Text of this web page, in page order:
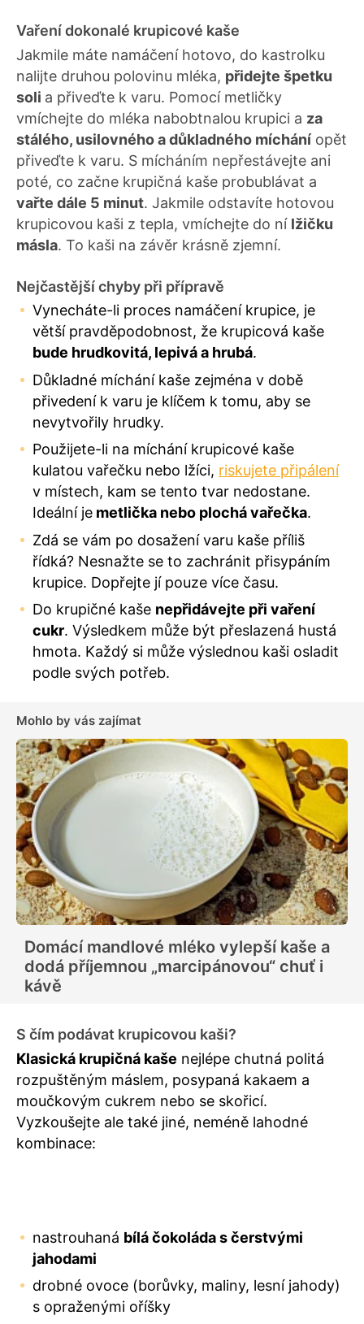
Vaření dokonalé krupicové kaše
Jakmile máte namáčení hotovo, do kastrolku
nalijte druhou polovinu mléka, přidejte špetku
soli a přiveďte k varu. Pomocí metličky
vmíchejte do mléka nabobtnalou krupici a za
stálého, usilovného a důkladného míchání opět
přiveďte k varu. S mícháním nepřestávejte ani
poté, co začne krupičná kaše probublávat a
vařte dále 5 minut. Jakmile odstavíte hotovou
krupicovou kaši z tepla, vmíchejte do ní lžičku
másla. To kaši na závěr krásně zjemní.
Nejčastější chyby při přípravě
Vynecháte-li proces namáčení krupice, je
větší pravděpodobnost, že krupicová kaše
bude hrudkovitá, lepivá a hrubá.
Důkladné míchání kaše zejména v době
přivedení k varu je klíčem k tomu, aby se
nevytvořily hrudky.
Použijete-li na míchání krupicové kaše
kulatou vařečku nebo lžíci, riskujete připálení
v místech, kam se tento tvar nedostane.
Ideální je metlička nebo plochá vařečka.
Zdá se vám po dosažení varu kaše příliš
řídká? Nesnažte se to zachránit přisypáním
krupice. Dopřejte jí pouze více času.
Do krupičné kaše nepřidávejte při vaření
cukr. Výsledkem může být přeslazená hustá
hmota. Každý si může výslednou kaši osladit
podle svých potřeb.
Mohlo by vás zajímat
Domácí mandlové mléko vylepší kaše a
dodá příjemnou „marcipánovou“ chuť i
kávě
S čím podávat krupicovou kaši?
Klasická krupičná kaše nejlépe chutná politá
rozpuštěným máslem, posypaná kakaem a
moučkovým cukrem nebo se skořicí.
Vyzkoušejte ale také jiné, neméně lahodné
kombinace:
nastrouhaná bílá čokoláda s čerstvými
jahodami
drobné ovoce (borůvky, maliny, lesní jahody)
s opraženými oříšky